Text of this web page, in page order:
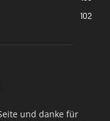
102
und danke für